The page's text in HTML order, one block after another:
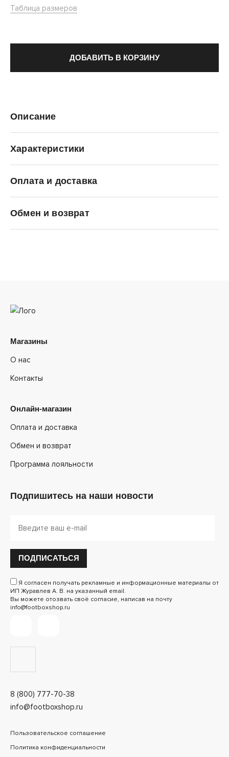
Таблица размеров
ДОБАВИТЬ В КОРЗИНУ
Описание
Характеристики
Оплата и доставка
Обмен и возврат
8 (800) 777-70-38
info@footboxshop.ru
Магазины
О нас
Контакты
Онлайн-магазин
Оплата и доставка
Обмен и возврат
Программа лояльности
Подпишитесь на наши новости
ПОДПИСАТЬСЯ
Я согласен получать рекламные и информационные материалы от
ИП Журавлев А. В. на указанный email.
Вы можете отозвать своё согласие, написав на почту
info@footboxshop.ru
Пользовательское соглашение
Политика конфиденциальности